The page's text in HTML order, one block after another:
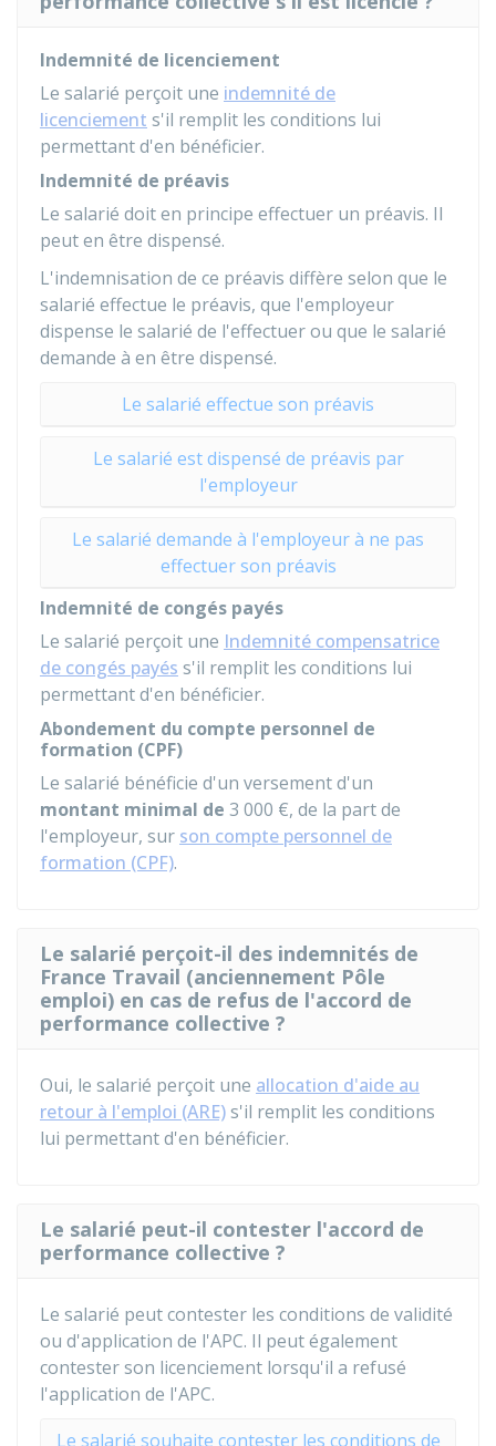
Indemnité de licenciement
Le salarié perçoit une indemnité de
licenciement s'il remplit les conditions lui
permettant d'en bénéficier.
Indemnité de préavis
Le salarié doit en principe effectuer un préavis. Il
peut en être dispensé.
L'indemnisation de ce préavis diffère selon que le
salarié effectue le préavis, que l'employeur
dispense le salarié de l'effectuer ou que le salarié
demande à en être dispensé.
Le salarié effectue son préavis
Le salarié est dispensé de préavis par
l'employeur
Le salarié demande à l'employeur à ne pas
effectuer son préavis
Indemnité de congés payés
Le salarié perçoit une Indemnité compensatrice
de congés payés s'il remplit les conditions lui
permettant d'en bénéficier.
Abondement du compte personnel de
formation (CPF)
Le salarié bénéficie d'un versement d'un
montant minimal de 3 000 €, de la part de
l'employeur, sur son compte personnel de
formation (CPF).
Le salarié perçoit-il des indemnités de
France Travail (anciennement Pôle
emploi) en cas de refus de l'accord de
performance collective ?
Oui, le salarié perçoit une allocation d'aide au
retour à l'emploi (ARE)s'il remplit les conditions
lui permettant d'en bénéficier.
Le salarié peut-il contester l'accord de
performance collective ?
Le salarié peut contester les conditions de validité
ou d'application de l'APC. Il peut également
contester son licenciement lorsqu'il a refusé
l'application de l'APC.
Le salarié souhaite contester les conditions de